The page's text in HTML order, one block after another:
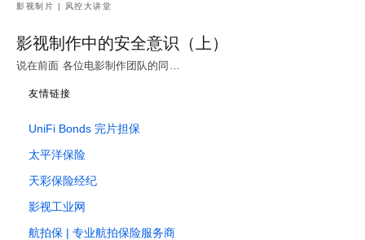
影视制片 | 风控大讲堂
影视制作中的安全意识（上）
说在前面 各位电影制作团队的同…
友情链接
UniFi Bonds 完片担保
太平洋保险
天彩保险经纪
影视工业网
航拍保 | 专业航拍保险服务商